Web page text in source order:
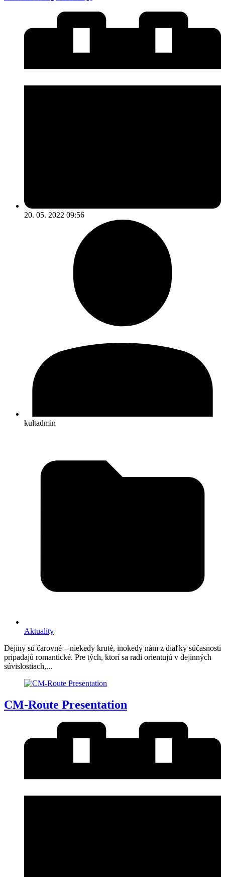
20. 05. 2022 09:56
kultadmin
Aktuality
Dejiny sú čarovné – niekedy kruté, inokedy nám z diaľky súčasnosti
pripadajú romantické. Pre tých, ktorí sa radi orientujú v dejinných
súvislostiach,...
CM-Route Presentation